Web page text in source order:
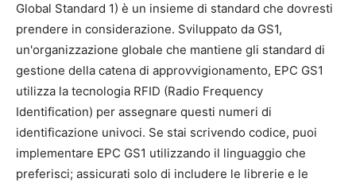
Global Standard 1) è un insieme di standard che dovresti
prendere in considerazione. Sviluppato da GS1,
un'organizzazione globale che mantiene gli standard di
gestione della catena di approvvigionamento, EPC GS1
utilizza la tecnologia RFID (Radio Frequency
Identification) per assegnare questi numeri di
identificazione univoci. Se stai scrivendo codice, puoi
implementare EPC GS1 utilizzando il linguaggio che
preferisci; assicurati solo di includere le librerie e le